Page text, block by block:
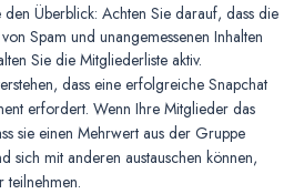
den Überblick: Achten Sie darauf, dass die
Spam und unangemessenen Inhalten
Sie die Mitgliederliste aktiv.
dass eine erfolgreiche Snapchat
erfordert. Wenn Ihre Mitglieder das
sie einen Mehrwert aus der Gruppe
sich mit anderen austauschen können,
teilnehmen.